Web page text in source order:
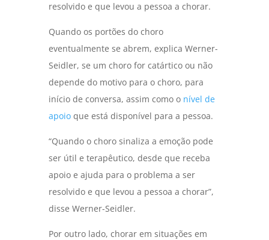
resolvido e que levou a pessoa a chorar.
Quando os portões do choro
eventualmente se abrem, explica Werner-
Seidler, se um choro for catártico ou não
depende do motivo para o choro, para
início de conversa, assim como o nível de
apoioque está disponível para a pessoa.
“Quando o choro sinaliza a emoção pode
ser útil e terapêutico, desde que receba
apoio e ajuda para o problema a ser
resolvido e que levou a pessoa a chorar”,
disse Werner-Seidler.
Por outro lado, chorar em situações em